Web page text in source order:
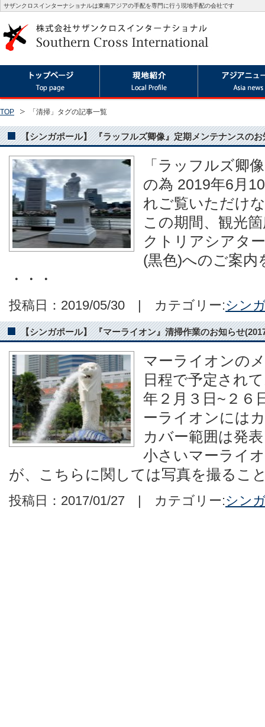
サザンクロスインターナショナルは東南アジアの手配を専門に行う現地手配の会社です
TOP 「清掃」タグの記事一覧
【シンガポール】 『ラッフルズ卿像』定期メンテナンスのお
「ラッフルズ卿
の為 2019年6月
れご覧いただけ
この期間、観光
クトリアシアタ
(黒色)へのご案内
・・・
投稿日：2019/05/30 | カテゴリー:シン
【シンガポール】 『マーライオン』清掃作業のお知らせ
マーライオンの
日程で予定され
年２月３日~２６
ーライオンには
カバー範囲は発
小さいマーライ
が、こちらに関しては写真を撮るこ
投稿日：2017/01/27 | カテゴリー:シン